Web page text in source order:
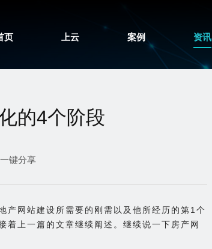
页 上云 案例 资讯
的4个阶段
一键分享
产网站建设所需要的刚需以及他所经历的第1个
着上一篇的文章继续阐述。继续说一下房产网